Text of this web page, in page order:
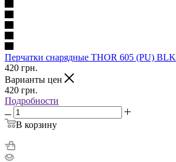
Перчатки снарядные THOR 605 (PU)
420 грн.
Варианты цен
420 грн.
Подробности
В корзину